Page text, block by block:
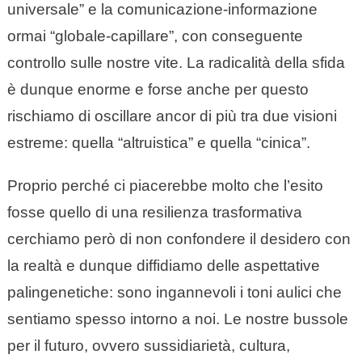
universale” e la comunicazione-informazione
ormai “globale-capillare”, con conseguente
controllo sulle nostre vite. La radicalità della sfida
è dunque enorme e forse anche per questo
rischiamo di oscillare ancor di più tra due visioni
estreme: quella “altruistica” e quella “cinica”.
Proprio perché ci piacerebbe molto che l’esito
fosse quello di una resilienza trasformativa
cerchiamo però di non confondere il desidero con
la realtà e dunque diffidiamo delle aspettative
palingenetiche: sono ingannevoli i toni aulici che
sentiamo spesso intorno a noi. Le nostre bussole
per il futuro, ovvero sussidiarietà, cultura,